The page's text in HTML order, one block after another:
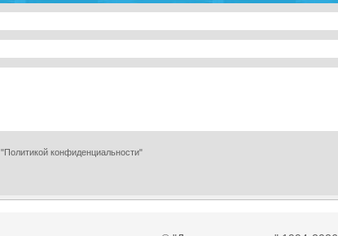
"Политикой конфиденциальности"